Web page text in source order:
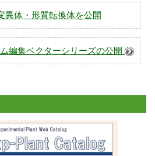
ー
異体・形質転換体を公開
編集ベクターシリーズの公開